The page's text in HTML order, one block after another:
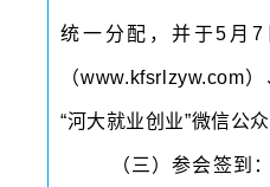
统一分配，并于5月7
（www.kfsrlzyw.com
“河大就业创业”微信公
（三）参会签到